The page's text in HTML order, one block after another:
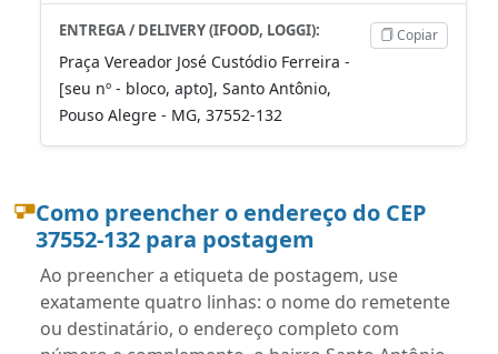
ENTREGA / DELIVERY (IFOOD, LOGGI):
Praça Vereador José Custódio Ferreira -
[seu nº - bloco, apto], Santo Antônio,
Pouso Alegre - MG, 37552-132
Copiar
Como preencher o endereço do CEP
37552-132 para postagem
Ao preencher a etiqueta de postagem, use
exatamente quatro linhas: o nome do remetente
ou destinatário, o endereço completo com